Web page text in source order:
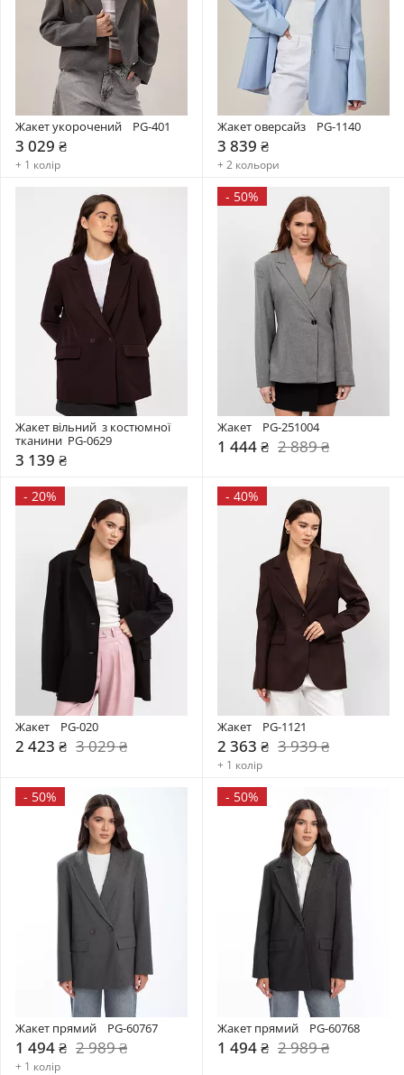
Жакет укорочений    PG-401
3 029 ₴
+ 1 колір
Жакет оверсайз    PG-1140
3 839 ₴
+ 2 кольори
Жакет вільний  з костюмної
тканини  PG-0629
3 139 ₴
- 50%
Жакет    PG-251004
1 444 ₴ 2 889 ₴
- 20%
Жакет    PG-020
2 423 ₴ 3 029 ₴
- 40%
Жакет    PG-1121
2 363 ₴ 3 939 ₴
+ 1 колір
- 50%
Жакет прямий    PG-60767
1 494 ₴ 2 989 ₴
+ 1 колір
- 50%
Жакет прямий    PG-60768
1 494 ₴ 2 989 ₴